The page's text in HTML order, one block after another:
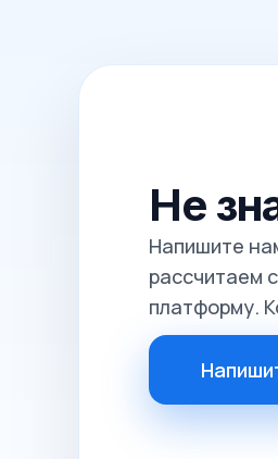
Не
Напишите
рассчитаем
платформу.